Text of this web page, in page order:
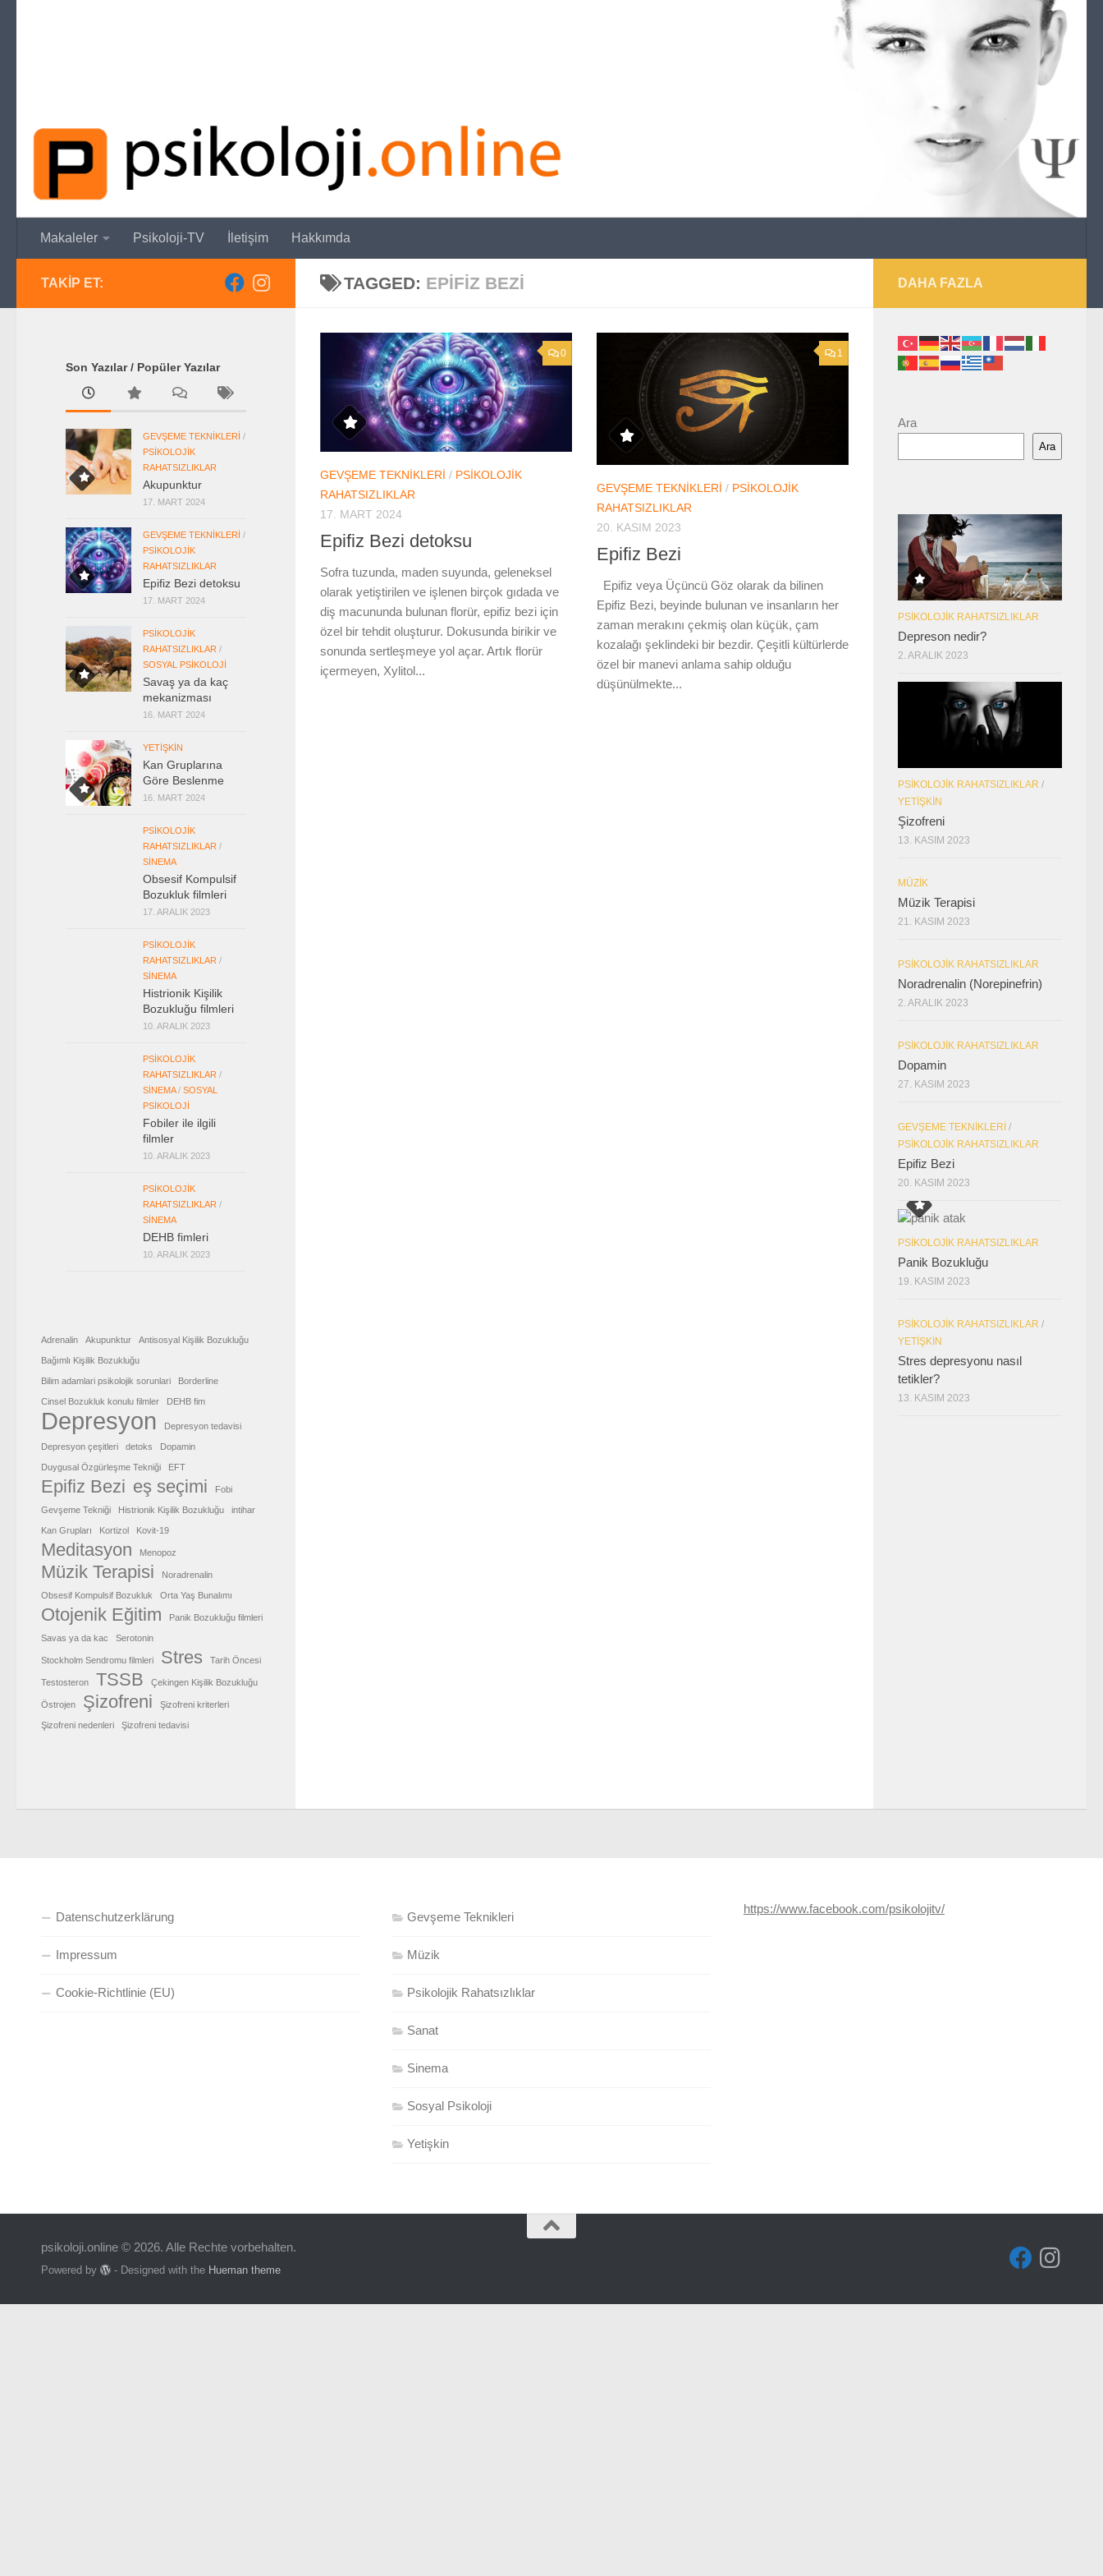
Makaleler Psikoloji-TV İletişim Hakkımda
TAGGED: EPIFIZ BEZI
0
GEVŞEME TEKNIKLERI / PSIKOLOJIK
RAHATSIZLIKLAR
17. MART 2024
Epifiz Bezi detoksu
Sofra tuzunda, maden suyunda, geleneksel
olarak yetiştirilen ve işlenen birçok gıdada ve
diş macununda bulunan florür, epifiz bezi için
özel bir tehdit oluşturur. Dokusunda birikir ve
sonunda sertleşmeye yol açar. Artık florür
içermeyen, Xylitol...
1
GEVŞEME TEKNIKLERI / PSIKOLOJIK
RAHATSIZLIKLAR
20. KASIM 2023
Epifiz Bezi
Epifiz veya Üçüncü Göz olarak da bilinen
Epifiz Bezi, beyinde bulunan ve insanların her
zaman merakını çekmiş olan küçük, çam
kozalağı şeklindeki bir bezdir. Çeşitli kültürlerde
özel bir manevi anlama sahip olduğu
düşünülmekte...
TAKIP ET:
Son Yazılar / Popüler Yazılar
GEVŞEME TEKNIKLERI /
PSIKOLOJIK
RAHATSIZLIKLAR
Akupunktur
17. MART 2024
GEVŞEME TEKNIKLERI /
PSIKOLOJIK
RAHATSIZLIKLAR
Epifiz Bezi detoksu
17. MART 2024
PSIKOLOJIK
RAHATSIZLIKLAR /
SOSYAL PSIKOLOJI
Savaş ya da kaç
mekanizması
16. MART 2024
YETIŞKIN
Kan Gruplarına
Göre Beslenme
16. MART 2024
PSIKOLOJIK
RAHATSIZLIKLAR /
SINEMA
Obsesif Kompulsif
Bozukluk filmleri
17. ARALIK 2023
PSIKOLOJIK
RAHATSIZLIKLAR /
SINEMA
Histrionik Kişilik
Bozukluğu filmleri
10. ARALIK 2023
PSIKOLOJIK
RAHATSIZLIKLAR /
SINEMA/ SOSYAL
PSIKOLOJI
Fobiler ile ilgili
filmler
10. ARALIK 2023
PSIKOLOJIK
RAHATSIZLIKLAR /
SINEMA
DEHB fimleri
10. ARALIK 2023
Adrenalin Akupunktur Antisosyal Kişilik Bozukluğu
Bağımlı Kişilik Bozukluğu
Bilim adamlari psikolojik sorunlari Borderline
Cinsel Bozukluk konulu filmler DEHB fim
Depresyon Depresyon tedavisi
Depresyon çeşitleri detoks Dopamin
Duygusal Özgürleşme Tekniği EFT
Epifiz Bezi eş seçimi Fobi
Gevşeme Tekniği Histrionik Kişilik Bozukluğu intihar
Kan Grupları Kortizol Kovit-19
Meditasyon Menopoz
Müzik Terapisi Noradrenalin
Obsesif Kompulsif Bozukluk Orta Yaş Bunalımı
Otojenik Eğitim Panik Bozukluğu filmleri
Savas ya da kac Serotonin
Stockholm Sendromu filmleri Stres Tarih Öncesi
Testosteron TSSB Çekingen Kişilik Bozukluğu
Östrojen Şizofreni Şizofreni kriterleri
Şizofreni nedenleri Şizofreni tedavisi
DAHA FAZLA
Ara
Ara
PSIKOLOJIK RAHATSIZLIKLAR
Depreson nedir?
2. ARALIK 2023
PSIKOLOJIK RAHATSIZLIKLAR /
YETIŞKIN
Şizofreni
13. KASIM 2023
MÜZIK
Müzik Terapisi
21. KASIM 2023
PSIKOLOJIK RAHATSIZLIKLAR
Noradrenalin (Norepinefrin)
2. ARALIK 2023
PSIKOLOJIK RAHATSIZLIKLAR
Dopamin
27. KASIM 2023
GEVŞEME TEKNIKLERI /
PSIKOLOJIK RAHATSIZLIKLAR
Epifiz Bezi
20. KASIM 2023
PSIKOLOJIK RAHATSIZLIKLAR
Panik Bozukluğu
19. KASIM 2023
PSIKOLOJIK RAHATSIZLIKLAR /
YETIŞKIN
Stres depresyonu nasıl
tetikler?
13. KASIM 2023
Datenschutzerklärung
Impressum
Cookie-Richtlinie (EU)
Gevşeme Teknikleri
Müzik
Psikolojik Rahatsızlıklar
Sanat
Sinema
Sosyal Psikoloji
Yetişkin
https://www.facebook.com/psikolojitv/
psikoloji.online © 2026. Alle Rechte vorbehalten.
Powered by - Designed with the Hueman theme